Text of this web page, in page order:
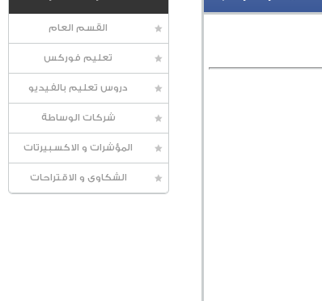
القسم العام
تعليم فوركس
دروس تعليم بالفيديو
شركات الوساطة
المؤشرات و الاكسبيرتات
الشكاوى و الاقتراحات